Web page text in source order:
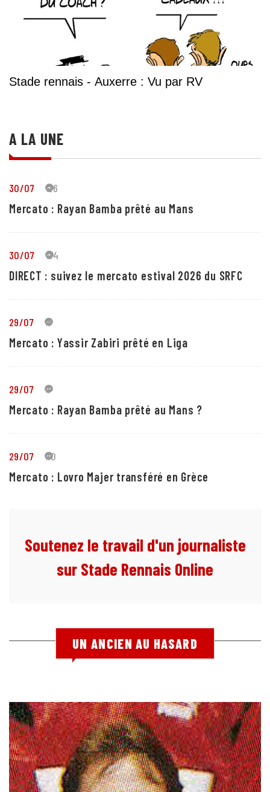
Stade rennais - Auxerre : Vu par RV
A LA UNE
30/07 26
Mercato : Rayan Bamba prêté au Mans
30/07 24
DIRECT : suivez le mercato estival 2026 du SRFC
29/07 5
Mercato : Yassir Zabiri prêté en Liga
29/07 1
Mercato : Rayan Bamba prêté au Mans ?
29/07 10
Mercato : Lovro Majer transféré en Grèce
Soutenez le travail d'un journaliste
sur Stade Rennais Online
UN ANCIEN AU HASARD